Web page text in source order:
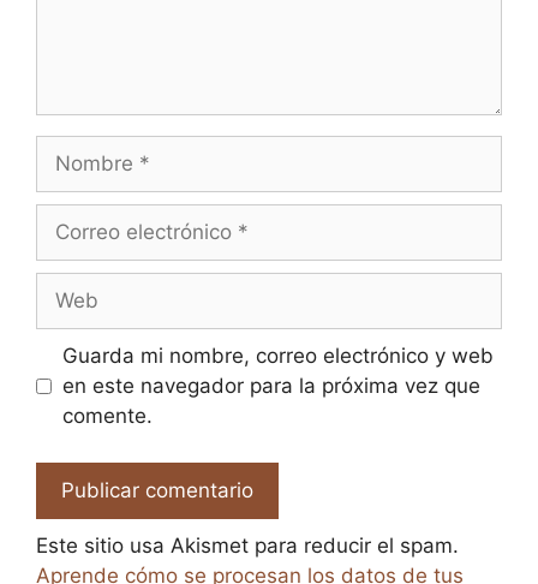
Nombre
Correo
Web
Guarda mi nombre, correo electrónico y web
en este navegador para la próxima vez que
comente.
Este sitio usa Akismet para reducir el spam.
Aprende cómo se procesan los datos de tus